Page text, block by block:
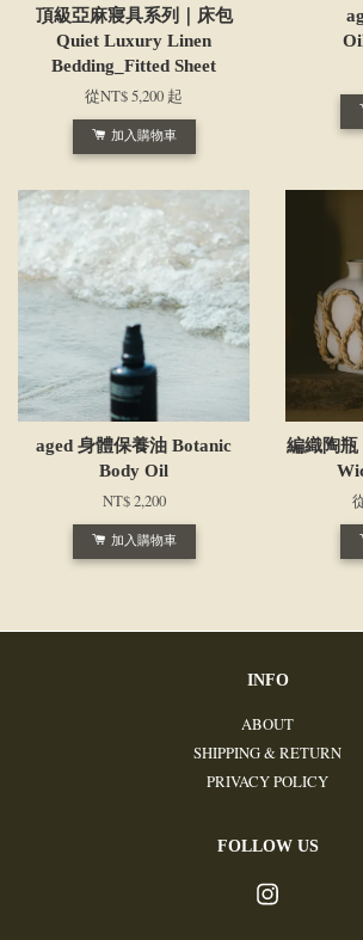
頂級亞麻寢具系列｜床包
Quiet Luxury Linen
Bedding_Fitted Sheet
從NT$ 5,200 起
加入購物車
aged 身體保養油 Botanic
Body Oil
NT$ 2,200
加入購物車
編織陶
INFO
ABOUT
SHIPPING & RETURN
PRIVACY POLICY
FOLLOW US